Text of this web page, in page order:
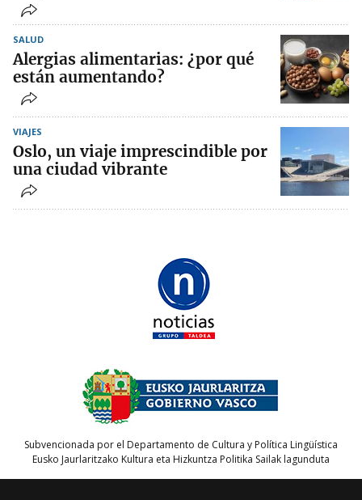
SALUD
Alergias alimentarias: ¿por qué
están aumentando?
VIAJES
Oslo, un viaje imprescindible por
una ciudad vibrante
Subvencionada por el Departamento de Cultura y Política Lingüística
Eusko Jaurlaritzako Kultura eta Hizkuntza Politika Sailak lagunduta